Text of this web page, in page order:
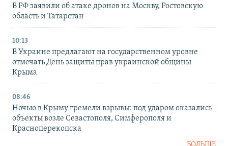
В РФ заявили об атаке дронов на Москву, Ростовскую
область и Татарстан
10:13
В Украине предлагают на государственном уровне
отмечать День защиты прав украинской общины
Крыма
08:46
Ночью в Крыму гремели взрывы: под ударом оказались
объекты возле Севастополя, Симферополя и
Красноперекопска